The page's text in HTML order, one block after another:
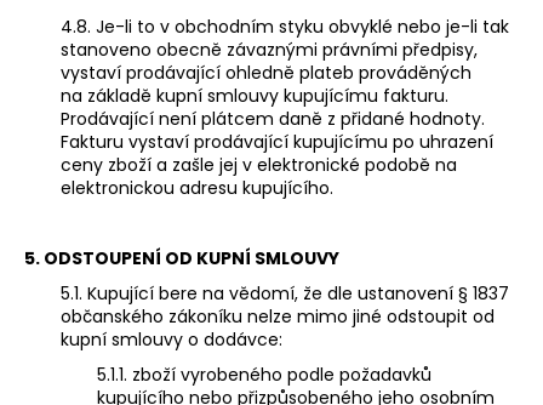
4.8. Je-li to v obchodním styku obvyklé nebo je-li tak
stanoveno obecně závaznými právními předpisy,
vystaví prodávající ohledně plateb prováděných
na základě kupní smlouvy kupujícímu fakturu.
Prodávající není plátcem daně z přidané hodnoty.
Fakturu vystaví prodávající kupujícímu po uhrazení
ceny zboží a zašle jej v elektronické podobě na
elektronickou adresu kupujícího.
5. ODSTOUPENÍ OD KUPNÍ SMLOUVY
5.1. Kupující bere na vědomí, že dle ustanovení § 1837
občanského zákoníku nelze mimo jiné odstoupit od
kupní smlouvy o dodávce:
5.1.1. zboží vyrobeného podle požadavků
kupujícího nebo přizpůsobeného jeho osobním